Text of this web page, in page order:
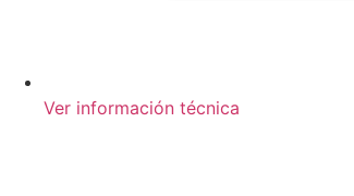
Ver información técnica